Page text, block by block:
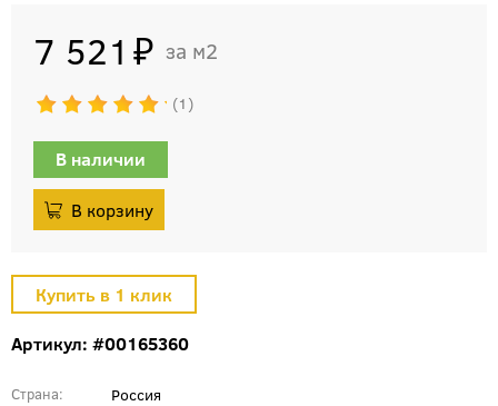
7 521 м2
1
В наличии
Артикул: #00165360
Страна Россия